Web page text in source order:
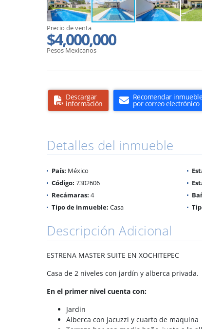
Precio de venta
$4,000,000
Pesos Mexicanos
Descargar
información
Recomendar inmueble
por correo electrónico
Detalles del inmueble
País: México
Código: 7302606
Recámaras: 4
Tipo de inmueble: Casa
Descripción Adicional
ESTRENA MASTER SUITE EN XOCHITEPEC
Casa de 2 niveles con jardín y alberca privada.
En el primer nivel cuenta con:
Jardin
Alberca con jacuzzi y cuarto de maquina